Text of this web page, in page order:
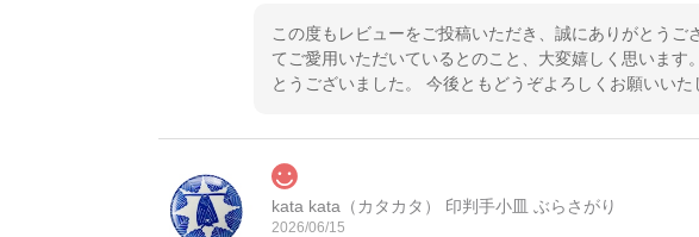
この度もレビューをご投稿いただき、誠にありがとうご
てご愛用いただいているとのこと、大変嬉しく思います
とうございました。 今後ともどうぞよろしくお願いいた
kata kata（カタカタ） 印判手小皿 ぶらさがり
2026/06/15